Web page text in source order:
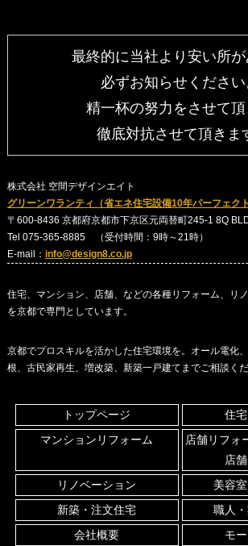
最終的に当社より安い所
必ずお知らせください
精一杯の努力をさせて頂
徹底対抗させて頂きま
株式会社 空間デザインエイト
グリーンワランティ（省エネ住宅設備10年パーフェク
〒600-8436 京都府京都市下京区元両替町245-1 8Q
Tel 075-365-8885 （受付時間：9時～21時）
E-mail： info@design8.co.jp
住宅、マンション、店舗、などの各種リフォーム、リ
を京都で専門としています。
京都でプロスキルを活かした住宅環境を。オール電化
根、古民家再生、増改築、新築一戸建てまでご相談くだ
トップページ
住
マンションリフォーム
店舗リフォ
店
リノベーション
美容
新築・注文住宅
職人
会社概要
モ